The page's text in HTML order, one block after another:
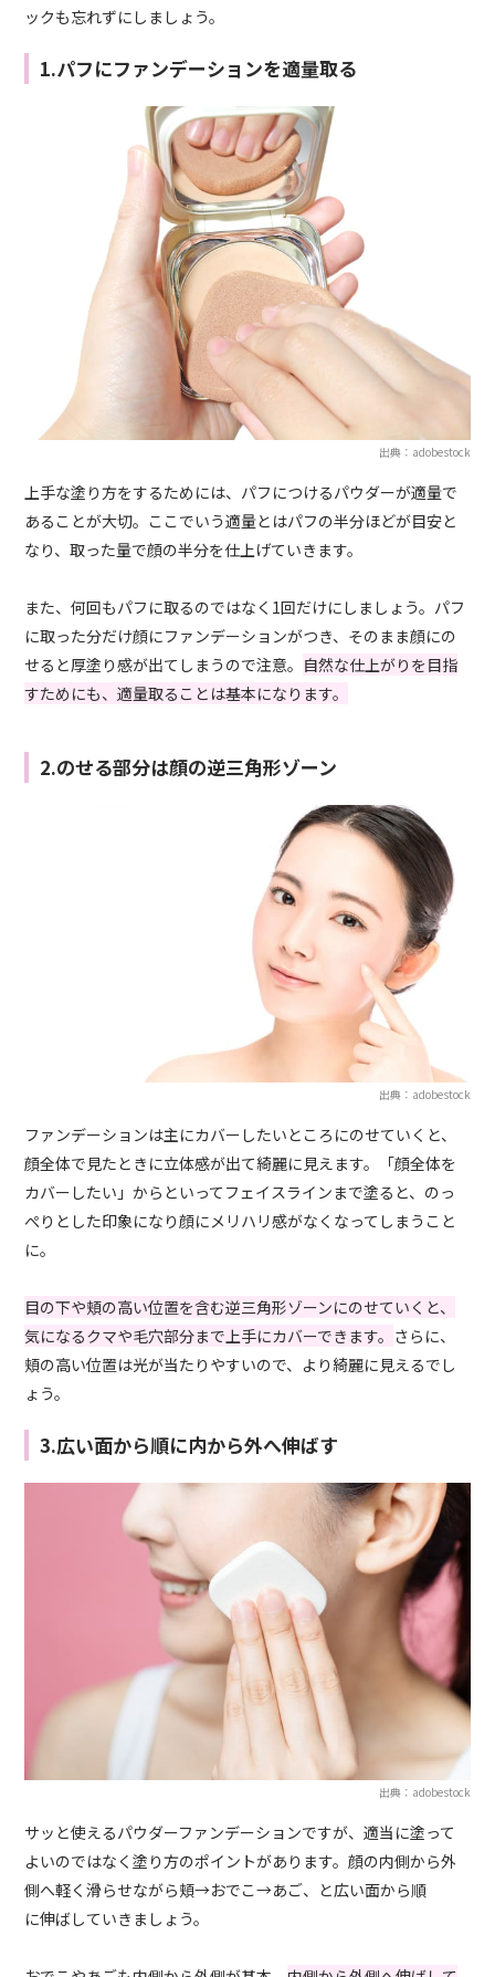
ックも忘れずにしましょう。
1.パフにファンデーションを適量取る
出典：adobestock
上手な塗り方をするためには、パフにつけるパウダーが適量で
あることが大切。ここでいう適量とはパフの半分ほどが目安と
なり、取った量で顔の半分を仕上げていきます。
また、何回もパフに取るのではなく1回だけにしましょう。パフ
に取った分だけ顔にファンデーションがつき、そのまま顔にの
せると厚塗り感が出てしまうので注意。 自然な仕上がりを目指
すためにも、適量取ることは基本になります。
2.のせる部分は顔の逆三角形ゾーン
出典：adobestock
ファンデーションは主にカバーしたいところにのせていくと、
顔全体で見たときに立体感が出て綺麗に見えます。「顔全体を
カバーしたい」からといってフェイスラインまで塗ると、のっ
ぺりとした印象になり顔にメリハリ感がなくなってしまうこと
に。
目の下や頬の高い位置を含む逆三角形ゾーンにのせていくと、
気になるクマや毛穴部分まで上手にカバーできます。 さらに、
頬の高い位置は光が当たりやすいので、より綺麗に見えるでし
ょう。
3.広い面から順に内から外へ伸ばす
出典：adobestock
サッと使えるパウダーファンデーションですが、適当に塗って
よいのではなく塗り方のポイントがあります。顔の内側から外
側へ軽く滑らせながら頬→おでこ→あご、と広い面から順
に伸ばしていきましょう。